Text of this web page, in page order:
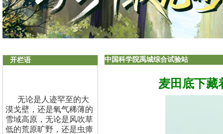
中国科学院禹城综合试验站
麦田底下藏
开栏语
无论是人迹罕至的大
漠戈壁，还是氧气稀薄的
雪域高原，无论是风吹草
低的荒原旷野，还是虫瘴